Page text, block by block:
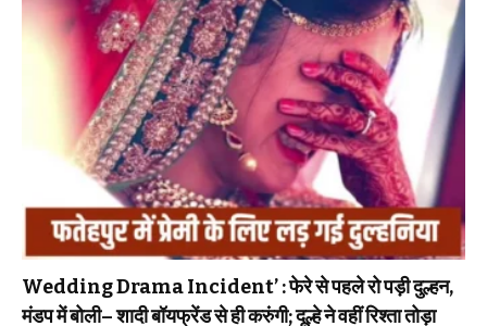
Wedding Drama Incident’ : फेरे से पहले रो पड़ी दुल्हन,
मंडप में बोली– शादी बॉयफ्रेंड से ही करुंगी; दूल्हे ने वहीं रिश्ता तोड़ा